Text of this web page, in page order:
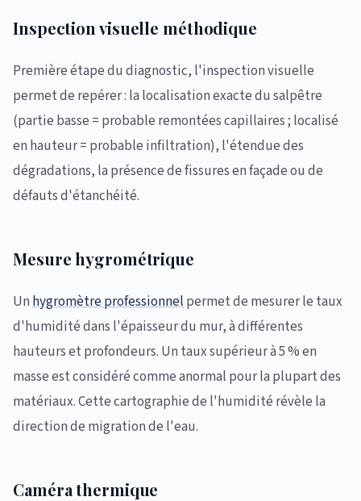
Inspection visuelle méthodique
Première étape du diagnostic, l'inspection visuelle
permet de repérer : la localisation exacte du salpêtre
(partie basse = probable remontées capillaires ; localisé
en hauteur = probable infiltration), l'étendue des
dégradations, la présence de fissures en façade ou de
défauts d'étanchéité.
Mesure hygrométrique
Unhygromètre professionnelpermet de mesurer le taux
d'humidité dans l'épaisseur du mur, à différentes
hauteurs et profondeurs. Un taux supérieur à 5 % en
masse est considéré comme anormal pour la plupart des
matériaux. Cette cartographie de l'humidité révèle la
direction de migration de l'eau.
Caméra thermique